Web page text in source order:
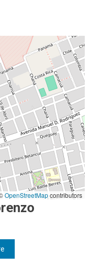
OpenStreetMapcontributors